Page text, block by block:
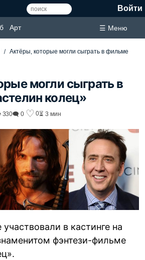
Войти
Арт ☰ Меню
Актёры, которые могли сыграть в фильме
могли сыграть в
колец»
330🗨 0 ♡ 0⏳ 3 мин
в кастинге на
фэнтези-фильме